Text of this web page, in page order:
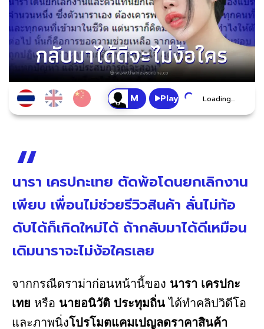
Play Loading...
นารา เครปกะเทย ตัดพ้อโดนยกเลิกงาน
เพียบ เพื่อนไม่ช่วยรีวิวสินค้า ลั่นไม่ท้อ
ดับได้ก็เกิดใหม่ได้ ถ้ากลับมาได้ดีเหมือน
เดิมนาราจะไม่ง้อใครเลย
จากกรณีดราม่าก่อนหน้านี้ของ นารา เครปกะ
เทย หรือ นายอนิวัติ ประทุมถิ่นได้ทำคลิปวิดีโอ
และภาพนิ่งโปรโมตแคมเปญลดราคาสินค้า